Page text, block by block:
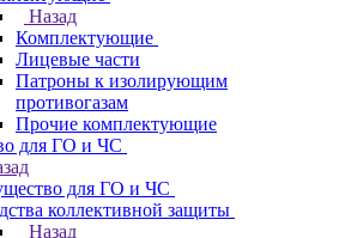
Назад
Комплектующие
Лицевые части
Патроны к изолирующим
противогазам
Прочие комплектующие
для ГО и ЧС
для ГО и ЧС
коллективной защиты
Назад